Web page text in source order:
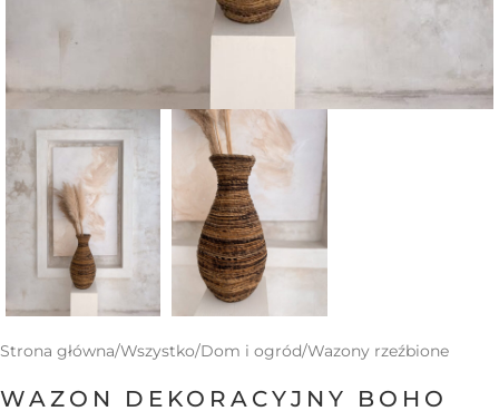
Strona główna/Wszystko/Dom i ogród/Wazony rzeźbione
WAZON DEKORACYJNY BOHO